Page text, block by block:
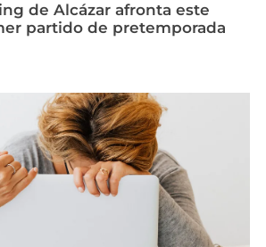
de Alcázar afronta este
partido de pretemporada